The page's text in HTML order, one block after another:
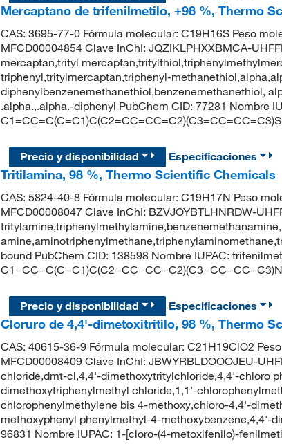
Mercaptano de trifenilmetilo, +98 %, Thermo
CAS: 3695-77-0 Fórmula molecular: C19H16S Peso
MFCD00004854 Clave InChI: JQZIKLPHXXBMCA-
mercaptan,trityl
triphenyl,tritylmercaptan,triphenyl-
diphenylbenzenemethanethiol,benzenemethanethiol,
.alpha.,.alpha.-diphenyl PubChem CID: 77281 Nombre
C1=CC=C(C=C1)C(C2=CC=CC=C2)(C3=CC=CC=C3)S
Precio y disponibilidad
Especificaciones
Tritilamina, 98 %, Thermo Scientific Chemicals
CAS: 5824-40-8 Fórmula molecular: C19H17N Peso
MFCD00008047 Clave InChI: BZVJOYBTLHNRDW-
bound PubChem CID: 138598 Nombre IUPAC:
C1=CC=C(C=C1)C(C2=CC=CC=C2)(C3=CC=CC=C3)N
Precio y disponibilidad
Especificaciones
Cloruro de 4,4'-dimetoxitritilo, 98 %, Thermo
CAS: 40615-36-9 Fórmula molecular: C21H19ClO2
MFCD00008409 Clave InChI: JBWYRBLDOOOJEU-
chloride,dmt-cl,4,4'-dimethoxytritylchloride,4,4'-chloro
dimethoxytriphenylmethyl chloride,1,1'-
chlorophenylmethylene bis 4-methoxy,chloro-4,4'-
methoxyphenyl phenylmethyl-4-methoxybenzene,4,4'-
96831 Nombre IUPAC: 1-[cloro-(4-metoxifenilo)-